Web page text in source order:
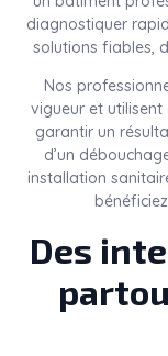
diagnostiquer
solutions fiables,
Nos
vigueur et
garantir un
d’un
installation
Des